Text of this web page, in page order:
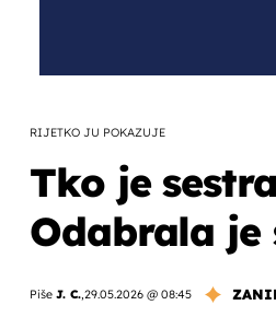
RIJETKO JU POKAZUJE
Tko je
Odabrala
Piše J. C.,29.05.2026 @ 08:45